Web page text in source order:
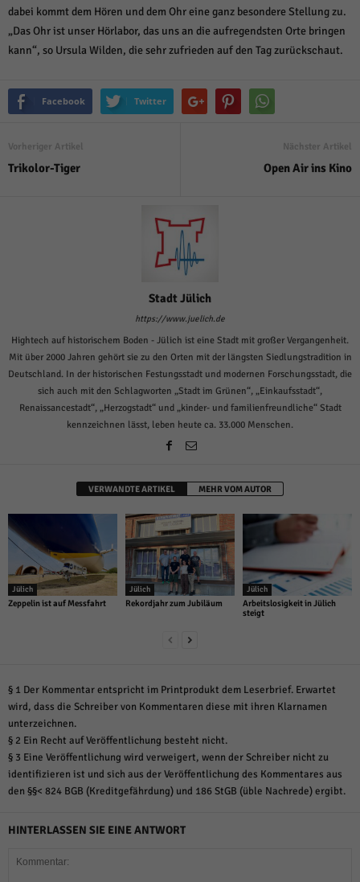
dabei kommt dem Hören und dem Ohr eine ganz besondere Stellung zu.
„Das Ohr ist unser Hörlabor, das uns an die aufregendsten Orte bringen
kann“, so Ursula Wilden, die sehr zufrieden auf den Tag zurückschaut.
Facebook Twitter
Vorheriger Artikel
Trikolor-Tiger
Nächster Artikel
Open Air ins Kino
Stadt Jülich
https://www.juelich.de
Hightech auf historischem Boden - Jülich ist eine Stadt mit großer Vergangenheit.
Mit über 2000 Jahren gehört sie zu den Orten mit der längsten Siedlungstradition in
Deutschland. In der historischen Festungsstadt und modernen Forschungsstadt, die
sich auch mit den Schlagworten „Stadt im Grünen“, „Einkaufsstadt“,
Renaissancestadt“, „Herzogstadt“ und „kinder- und familienfreundliche“ Stadt
kennzeichnen lässt, leben heute ca. 33.000 Menschen.
VERWANDTE ARTIKEL MEHR VOM AUTOR
Jülich
Zeppelin ist auf Messfahrt
Jülich
Rekordjahr zum Jubiläum
Jülich
Arbeitslosigkeit in Jülich
steigt
§ 1 Der Kommentar entspricht im Printprodukt dem Leserbrief. Erwartet
wird, dass die Schreiber von Kommentaren diese mit ihren Klarnamen
unterzeichnen.
§ 2 Ein Recht auf Veröffentlichung besteht nicht.
§ 3 Eine Veröffentlichung wird verweigert, wenn der Schreiber nicht zu
identifizieren ist und sich aus der Veröffentlichung des Kommentares aus
den §§< 824 BGB (Kreditgefährdung) und 186 StGB (üble Nachrede) ergibt.
HINTERLASSEN SIE EINE ANTWORT